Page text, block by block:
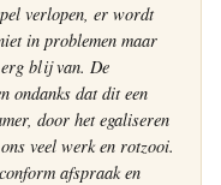
verlopen, er wordt
in problemen maar
blij van. De
ondanks dat dit een
door het egaliseren
veel werk en rotzooi.
afspraak en